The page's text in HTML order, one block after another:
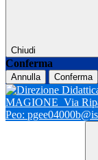
Chiudi
Conferma
Annulla Conferma
MAGIONE Via
Peo: